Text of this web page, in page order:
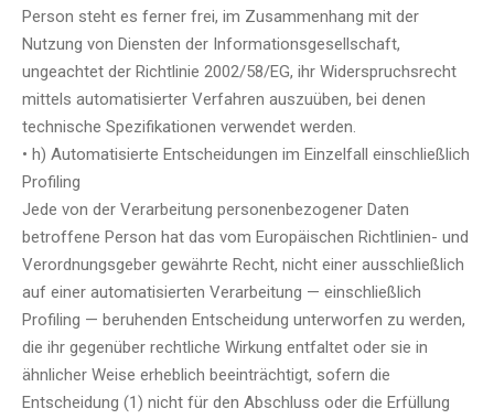
Person steht es ferner frei, im Zusammenhang mit der
Nutzung von Diensten der Informationsgesellschaft,
ungeachtet der Richtlinie 2002/58/EG, ihr Widerspruchsrecht
mittels automatisierter Verfahren auszuüben, bei denen
technische Spezifikationen verwendet werden.
• h) Automatisierte Entscheidungen im Einzelfall einschließlich
Profiling
Jede von der Verarbeitung personenbezogener Daten
betroffene Person hat das vom Europäischen Richtlinien- und
Verordnungsgeber gewährte Recht, nicht einer ausschließlich
auf einer automatisierten Verarbeitung — einschließlich
Profiling — beruhenden Entscheidung unterworfen zu werden,
die ihr gegenüber rechtliche Wirkung entfaltet oder sie in
ähnlicher Weise erheblich beeinträchtigt, sofern die
Entscheidung (1) nicht für den Abschluss oder die Erfüllung